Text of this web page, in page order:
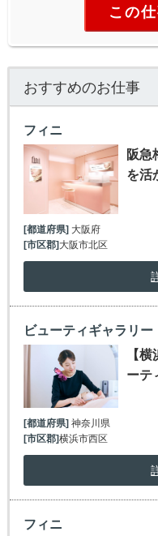
この
おすすめのお仕事
フィニ
阪急
を活
[都道府県] 大阪府
[市区郡] 大阪市北区
ビューティギャラリー
【
ーテ
[都道府県] 神奈川県
[市区郡]横浜市西区
フィニ